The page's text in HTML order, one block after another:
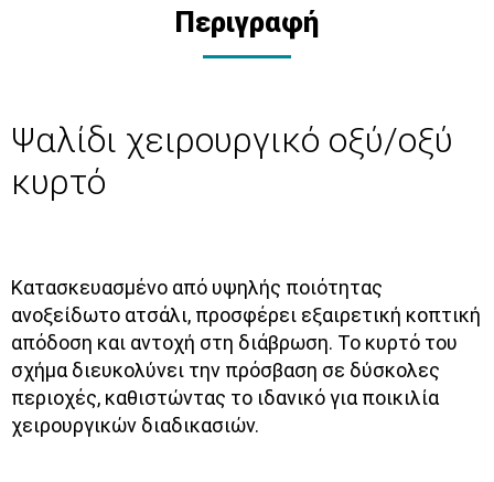
Περιγραφή
Ψαλίδι χειρουργικό οξύ/οξύ
κυρτό
Κατασκευασμένο από υψηλής ποιότητας
ανοξείδωτο ατσάλι, προσφέρει εξαιρετική κοπτική
απόδοση και αντοχή στη διάβρωση. Το κυρτό του
σχήμα διευκολύνει την πρόσβαση σε δύσκολες
περιοχές, καθιστώντας το ιδανικό για ποικιλία
χειρουργικών διαδικασιών.